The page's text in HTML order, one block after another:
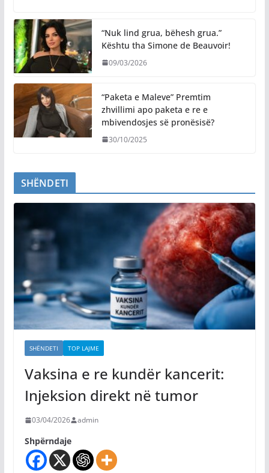
“Nuk lind grua, bëhesh grua.”
Kështu tha Simone de Beauvoir!
09/03/2026
“Paketa e Maleve” Premtim
zhvillimi apo paketa e re e
mbivendosjes së pronësisë?
30/10/2025
SHËNDETI
SHËNDETI TOP LAJME
Vaksina e re kundër kancerit:
Injeksion direkt në tumor
03/04/2026 admin
Shpërndaje